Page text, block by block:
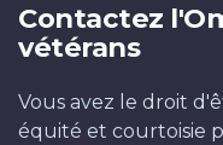
Contactez
vétérans
Vous avez le droit
équité et courtoisie